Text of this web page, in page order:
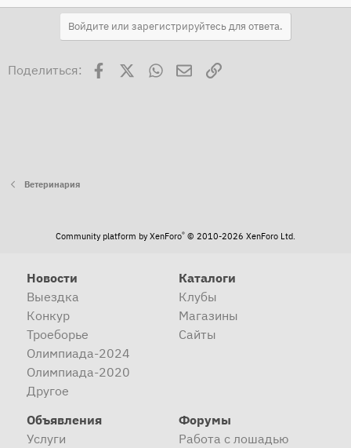
Войдите или зарегистрируйтесь для ответа.
Поделиться: Facebook WhatsAppЭлектронная почта
Ссылка
Ветеринария
Community platform by XenForo® © 2010-2026 XenForo Ltd.
Новости
Выездка
Конкур
Троеборье
Олимпиада-2024
Олимпиада-2020
Другое
Каталоги
Клубы
Магазины
Сайты
Объявления
Услуги
Форумы
Работа с лошадью